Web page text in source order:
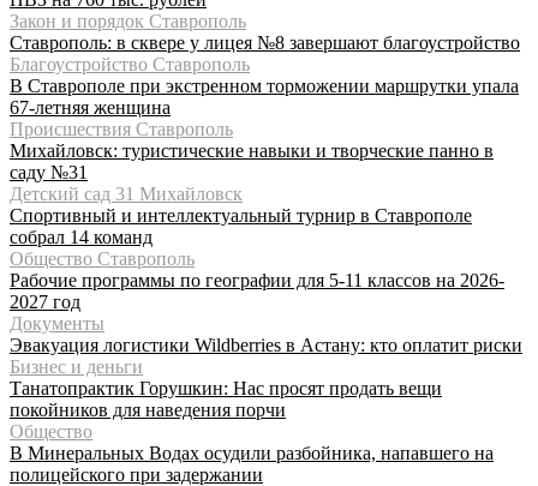
Закон и порядок Ставрополь
Ставрополь: в сквере у лицея №8 завершают благоустройство
Благоустройство Ставрополь
В Ставрополе при экстренном торможении маршрутки упала
67-летняя женщина
Происшествия Ставрополь
Михайловск: туристические навыки и творческие панно в
саду №31
Детский сад 31 Михайловск
Спортивный и интеллектуальный турнир в Ставрополе
собрал 14 команд
Общество Ставрополь
Рабочие программы по географии для 5-11 классов на 2026-
2027 год
Документы
Эвакуация логистики Wildberries в Астану: кто оплатит риски
Бизнес и деньги
Танатопрактик Горушкин: Нас просят продать вещи
покойников для наведения порчи
Общество
В Минеральных Водах осудили разбойника, напавшего на
полицейского при задержании